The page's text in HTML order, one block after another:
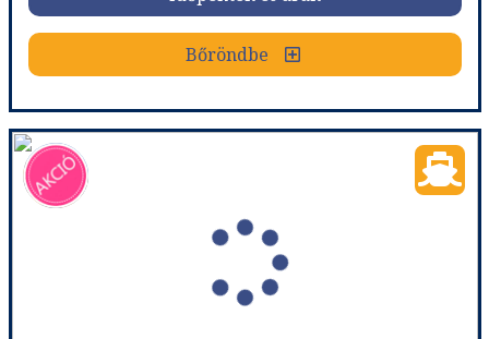
Bőröndbe
Bőröndbe
Costa Pacifica - Spanyolország, Franciaország, Olaszország, Tunézia
Hajóutak
Nyugat-Mediterrán hajóutak
Utazás módja:Hajó
Teljes ellátás
Szálláskategória:Hajó kabin
Costa ár, The Interior (I1), 2 felnőtt